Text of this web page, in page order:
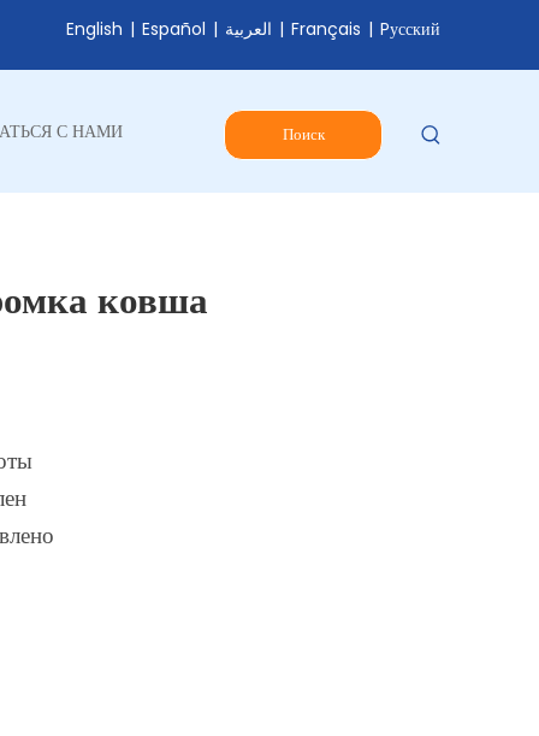
English | Español | العربية | Français | Pусский
С НАМИ Поиск
ковша